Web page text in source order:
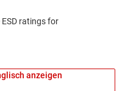
anzeigen